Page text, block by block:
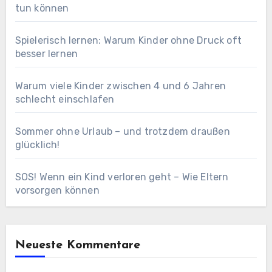
tun können
Spielerisch lernen: Warum Kinder ohne Druck oft
besser lernen
Warum viele Kinder zwischen 4 und 6 Jahren
schlecht einschlafen
Sommer ohne Urlaub – und trotzdem draußen
glücklich!
SOS! Wenn ein Kind verloren geht – Wie Eltern
vorsorgen können
Neueste Kommentare